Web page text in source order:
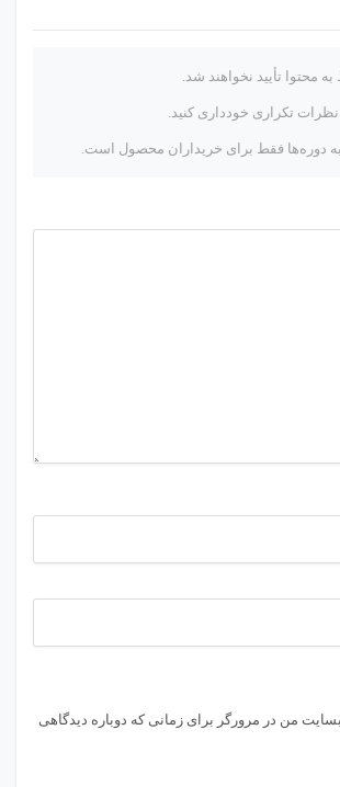
محتوا تأیید نخواهند شد.
تکراری خودداری کنید.
دوره‌ها فقط برای خریداران محصول است.
من در مرورگر برای زمانی که دوباره دیدگاهی